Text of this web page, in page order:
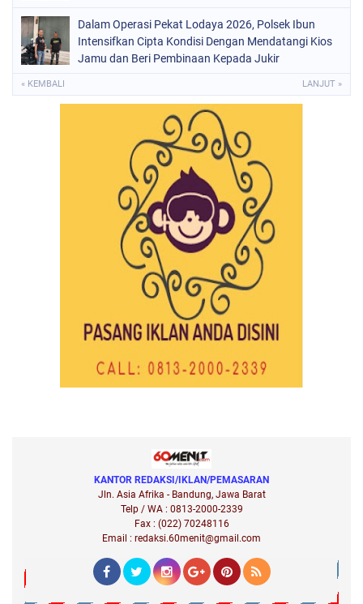
Dalam Operasi Pekat Lodaya 2026, Polsek Ibun
Intensifkan Cipta Kondisi Dengan Mendatangi Kios
Jamu dan Beri Pembinaan Kepada Jukir
« KEMBALI LANJUT »
KANTOR REDAKSI/IKLAN/PEMASARAN
Jln. Asia Afrika - Bandung, Jawa Barat
Telp / WA : 0813-2000-2339
Fax : (022) 70248116
Email : redaksi.60menit@gmail.com